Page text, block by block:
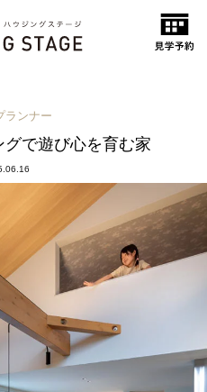
ランナー
で遊び心を育む家